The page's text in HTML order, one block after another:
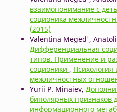
взаимопонимание с
соционика
(2015)
Valentina Meged',
Дифференциальная
типов. Применение и
соционики , Психология
межличностных
Yurii P. Minaiev,
биполярных признаков
информационного